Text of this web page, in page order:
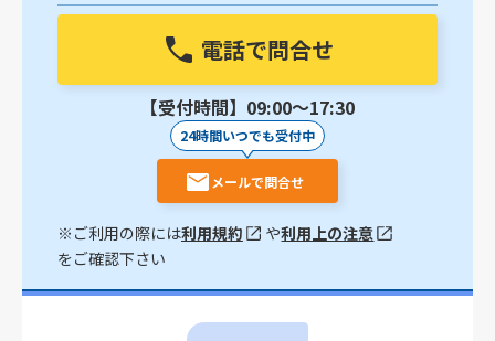
電話で問合せ
【受付時間】09:00〜17:30
24時間いつでも受付中
メールで問合せ
※ご利用の際には利用規約 や利用上の注意
をご確認下さい